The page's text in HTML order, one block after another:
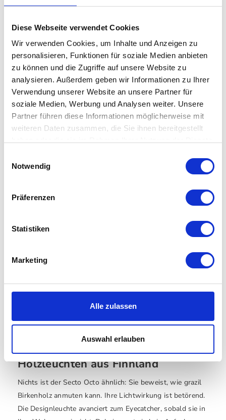
Diese Webseite verwendet Cookies
Wir verwenden Cookies, um Inhalte und Anzeigen zu
personalisieren, Funktionen für soziale Medien anbieten
zu können und die Zugriffe auf unsere Website zu
analysieren. Außerdem geben wir Informationen zu Ihrer
Verwendung unserer Website an unsere Partner für
soziale Medien, Werbung und Analysen weiter. Unsere
Partner führen diese Informationen möglicherweise mit
weiteren Daten zusammen, die Sie ihnen bereitgestellt
Datenschutzerklärung
Notwendig
Präferenzen
Statistiken
Marketing
Alle zulassen
Auswahl erlauben
Secto Design - Victo
Pendelleuchte
Ab 735,00 €
865,00 €
Farbeauswählen
Secto Design - Teelo
Tischleuchte
Ab 595,00 €
700,00 €
Farbeauswählen
Secto Design - Kumulo
Variantenauswählen
Secto Design - Adilo
Varianten
Secto Design – preisgekrönte
Holzleuchten aus Finnland
Nichts ist der Secto Octo ähnlich: Sie beweist, wie grazil
Birkenholz anmuten kann. Ihre Lichtwirkung ist betörend.
Die Designleuchte avanciert zum Eyecatcher, sobald sie in